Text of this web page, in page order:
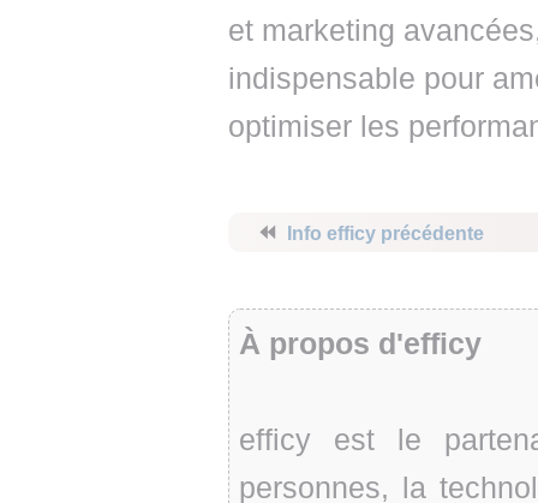
et marketing
indispensable pour
optimiser les
⏪ Info efficy précédente
À propos d'efficy
efficy est le
personnes, la